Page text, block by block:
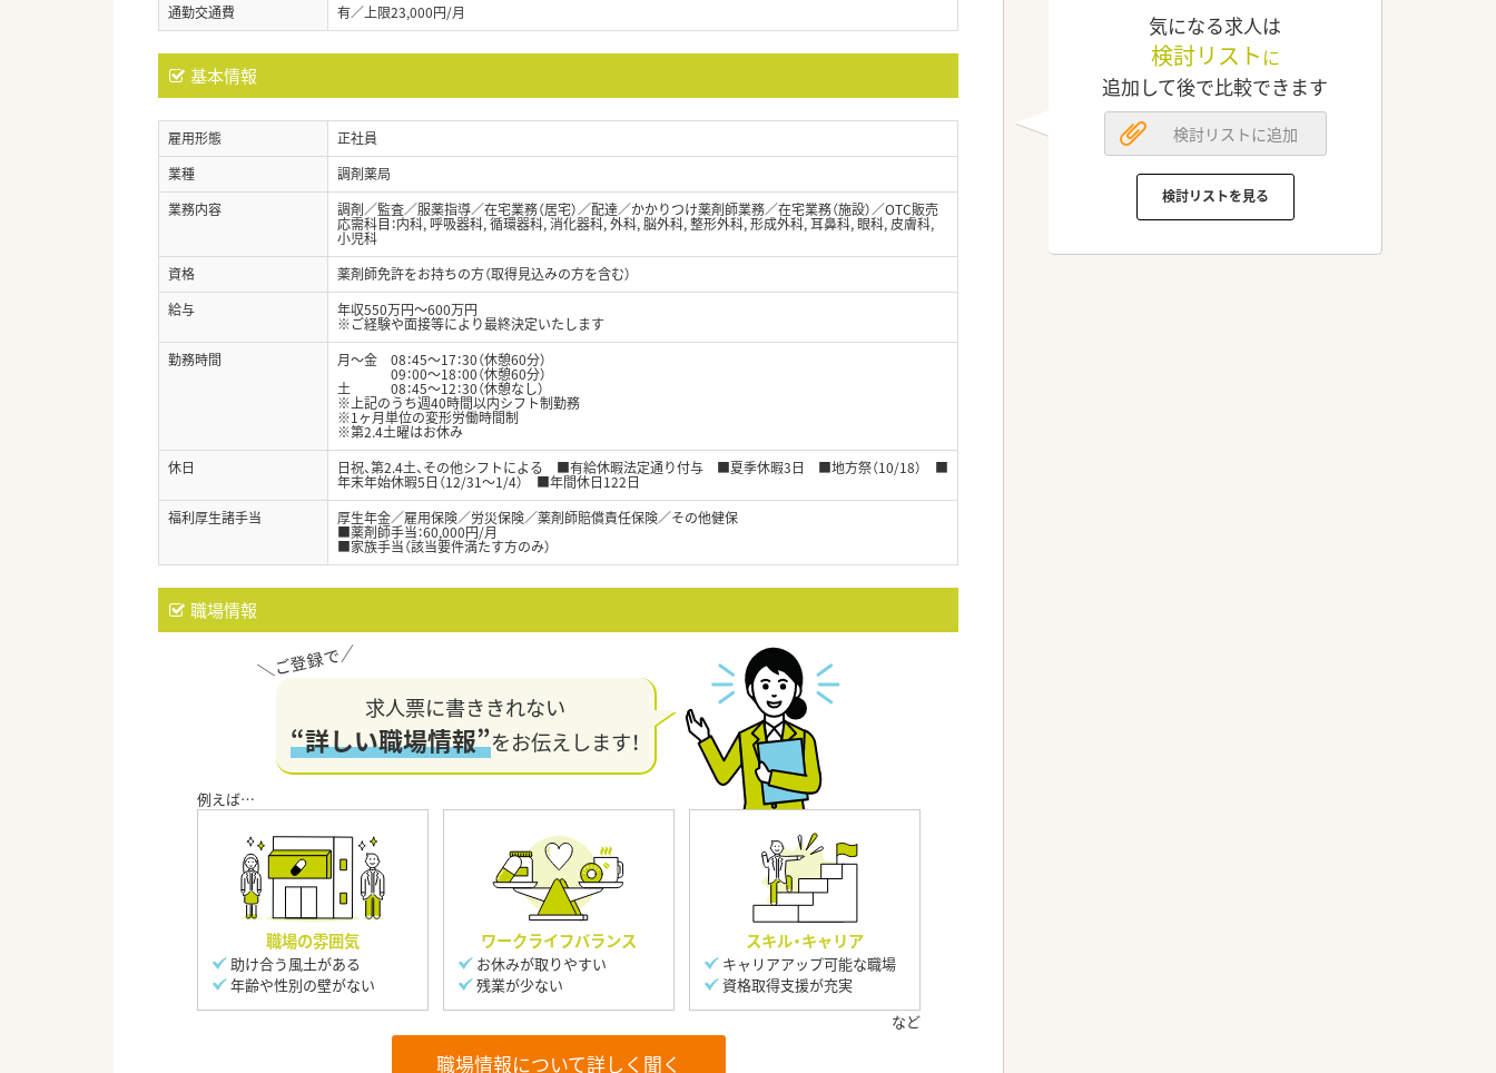
通勤交通費 有／上限23,000円/月
基本情報
雇用形態
正社員
業種
調剤薬局
業務内容
調剤／監査／服薬指導／在宅業務（居宅）／配達／かかりつけ薬剤師業務／在宅業務（施設）／OTC販売
応需科目：内科, 呼吸器科, 循環器科, 消化器科, 外科, 脳外科, 整形外科, 形成外科, 耳鼻科, 眼科, 皮膚科,
小児科
資格
薬剤師免許をお持ちの方（取得見込みの方を含む）
給与
年収550万円～600万円
※ご経験や面接等により最終決定いたします
勤務時間
月～金 08：45～17：30（休憩60分）
09：00～18：00（休憩60分）
土 08：45～12：30（休憩なし）
※上記のうち週40時間以内シフト制勤務
※1ヶ月単位の変形労働時間制
※第2.4土曜はお休み
休日
日祝、第2.4土、その他シフトによる ■有給休暇法定通り付与 ■夏季休暇3日 ■地方祭（10/18） ■
年末年始休暇5日（12/31～1/4） ■年間休日122日
福利厚生諸手当
厚生年金／雇用保険／労災保険／薬剤師賠償責任保険／その他健保
■薬剤師手当：60,000円/月
■家族手当（該当要件満たす方のみ）
職場情報
求人票に書ききれない
“詳しい職場情報”をお伝えします！
職場の雰囲気
助け合う風土がある
年齢や性別の壁がない
ワークライフバランス
お休みが取りやすい
残業が少ない
スキル・キャリア
キャリアアップ可能な職場
資格取得支援が充実
職場情報について詳しく聞く
気になる求人は
検討リスト に
追加して後で比較できます
検討リストに追加
検討リストを見る